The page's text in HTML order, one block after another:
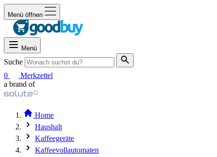
Menü öffnen
Menü
Suche
0
Merkzettel
a brand of
Home
Haushalt
Kaffeegeräte
Kaffeevollautomaten